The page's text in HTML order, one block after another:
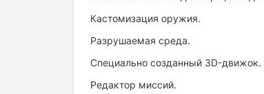
Кастомизация оружия.
Разрушаемая среда.
Специально созданный 3D-движок.
Редактор миссий.